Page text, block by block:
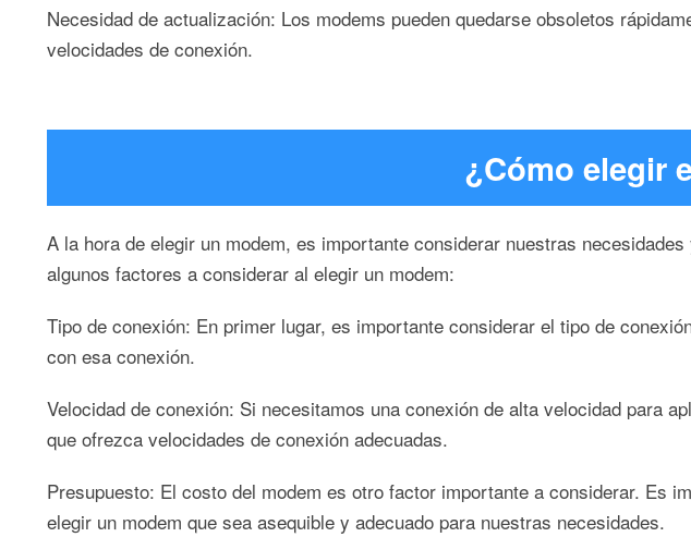
Necesidad de actualización: Los modems pueden quedarse obsoletos
velocidades de conexión.
¿Cómo elegir
A la hora de elegir un modem, es importante considerar nuestras
algunos factores a considerar al elegir un modem:
Tipo de conexión: En primer lugar, es importante considerar el tipo de
con esa conexión.
Velocidad de conexión: Si necesitamos una conexión de alta velocidad para
que ofrezca velocidades de conexión adecuadas.
Presupuesto: El costo del modem es otro factor importante a considerar. Es
elegir un modem que sea asequible y adecuado para nuestras necesidades.